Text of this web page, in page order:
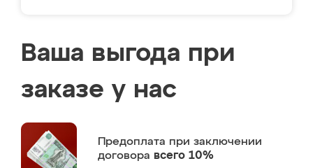
Ваша выгода при
заказе у нас
Предоплата при заключении
договора всего 10%